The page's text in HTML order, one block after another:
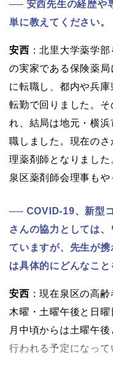
安西先生の経歴や
単に教えてください。
安西 ：北里大学薬学
の実家である保険薬
に転職し、都内や兵
転勤で回りました。
れ、結局は地元・横
職しました。現在の
理薬剤師となりまし
泉区薬剤師会理事もや
COVID-19、新型
さんの協力としては
ていますが、先生が
は具体的にどんなこと
安西 ：現在泉区の高
木曜・土曜午後と日
月中頃からは土曜午
行われる予定になって